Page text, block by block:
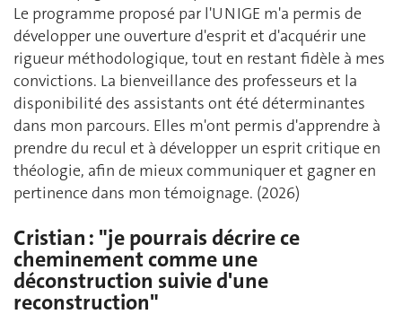
Le programme proposé par l'UNIGE m'a permis de
développer une ouverture d'esprit et d'acquérir une
rigueur méthodologique, tout en restant fidèle à mes
convictions. La bienveillance des professeurs et la
disponibilité des assistants ont été déterminantes
dans mon parcours. Elles m'ont permis d'apprendre à
prendre du recul et à développer un esprit critique en
théologie, afin de mieux communiquer et gagner en
pertinence dans mon témoignage. (2026)
Cristian : "je pourrais décrire ce
cheminement comme une
déconstruction suivie d'une
reconstruction"